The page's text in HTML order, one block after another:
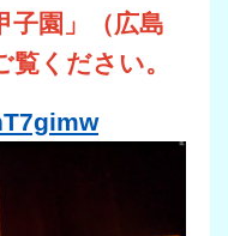
園」（広島
ください。